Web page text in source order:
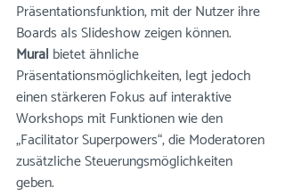
Präsentationsfunktion, mit der Nutzer ihre
Boards als Slideshow zeigen können.
Mural bietet ähnliche
Präsentationsmöglichkeiten, legt jedoch
einen stärkeren Fokus auf interaktive
Workshops mit Funktionen wie den
„Facilitator Superpowers“, die Moderatoren
zusätzliche Steuerungsmöglichkeiten
geben.